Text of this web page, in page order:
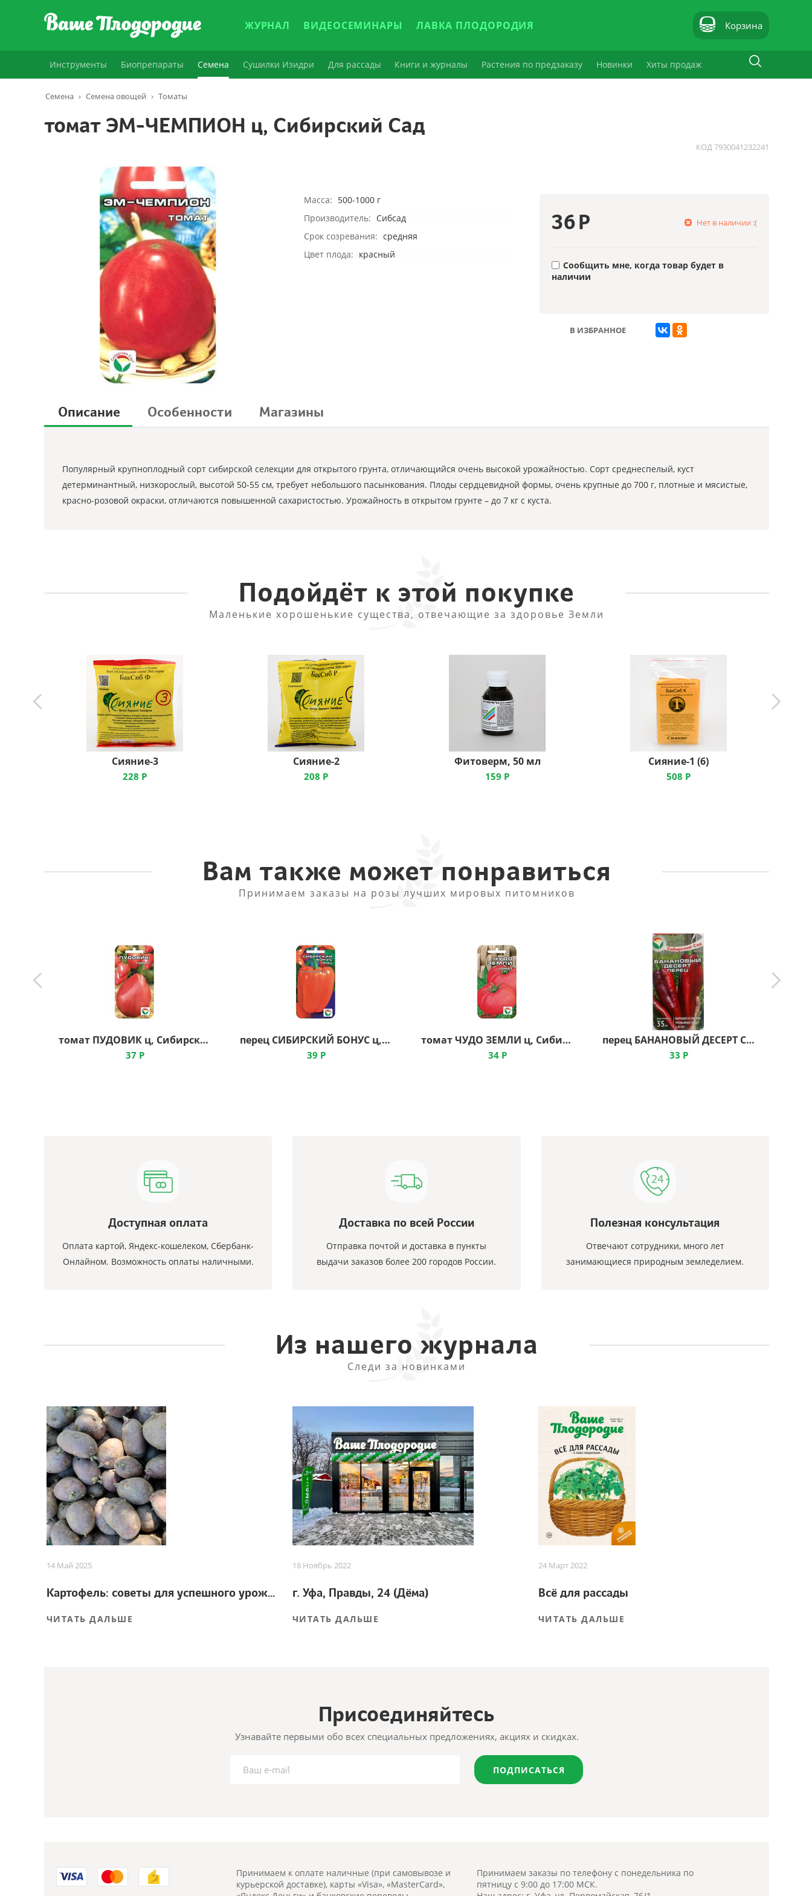
ЖУРНАЛ ВИДЕОСЕМИНАРЫ ЛАВКА ПЛОДОРОДИЯ Корзина
Инструменты Биопрепараты Семена Сушилки Изидри Для рассады Книги и журналы Растения по предзаказу Новинки Хиты продаж
Семена › Семена овощей › Томаты
томат ЭМ-ЧЕМПИОН ц, Сибирский Сад
КОД7930041232241
Масса: 500-1000 г
Производитель: Сибсад
Срок созревания: средняя
Цвет плода: красный
36Р Нет в наличии :(
Сообщить мне, когда товар будет в
наличии
В ИЗБРАННОЕ
Описание Особенности Магазины
Популярный крупноплодный сорт сибирской селекции для открытого грунта, отличающийся очень высокой урожайностью. Сорт среднеспелый, куст
детерминантный, низкорослый, высотой 50-55 см, требует небольшого пасынкования. Плоды сердцевидной формы, очень крупные до 700 г, плотные и мясистые,
красно-розовой окраски, отличаются повышенной сахаристостью. Урожайность в открытом грунте – до 7 кг с куста.
Подойдёт к этой покупке
Маленькие хорошенькие существа, отвечающие за здоровье Земли
Сияние-3
228 Р
Сияние-2
208 Р
Фитоверм, 50 мл
159 Р
Сияние-1 (6)
508 Р
Вам также может понравиться
Принимаем заказы на розы лучших мировых питомников
томат ПУДОВИК ц, Сибирский Сад
37 Р
перец СИБИРСКИЙ БОНУС ц, Сибирский Сад
39 Р
томат ЧУДО ЗЕМЛИ ц, Сибирский Сад
34 Р
перец БАНАНОВЫЙ ДЕСЕРТ Сибирский Сад
33 Р
Доступная оплата
Оплата картой, Яндекс-кошелеком, Сбербанк-
Онлайном. Возможность оплаты наличными.
Доставка по всей России
Отправка почтой и доставка в пункты
выдачи заказов более 200 городов России.
Полезная консультация
Отвечают сотрудники, много лет
занимающиеся природным земледелием.
Из нашего журнала
Следи за новинками
14 Май 2025
Картофель: советы для успешного урожая
ЧИТАТЬ ДАЛЬШЕ
18 Ноябрь 2022
г. Уфа, Правды, 24 (Дёма)
ЧИТАТЬ ДАЛЬШЕ
24 Март 2022
Всё для рассады
ЧИТАТЬ ДАЛЬШЕ
Присоединяйтесь
Узнавайте первыми обо всех специальных предложениях, акциях и скидках.
ПОДПИСАТЬСЯ
Принимаем к оплате наличные (при самовывозе и
курьерской доставке), карты «Visa», «MasterCard»,
Принимаем заказы по телефону с понедельника по
пятницу с 9:00 до 17:00 МСК.